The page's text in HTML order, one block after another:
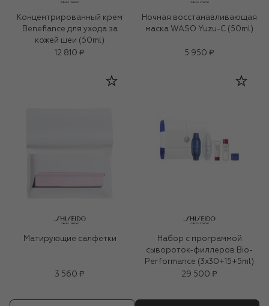
Концентрированный крем
Benefiance для ухода за
кожей шеи (50ml)
12 810 ₽
Ночная восстанавливающая
маска WASO Yuzu-C (50ml)
5 950 ₽
Матирующие салфетки
3 560 ₽
Набор с программой
сывороток-филлеров Bio-
Performance (3x30+15+5ml)
29 500 ₽